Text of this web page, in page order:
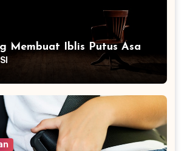
Membuat Iblis Putus Asa